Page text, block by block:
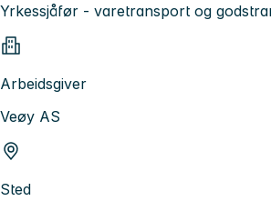
Yrkessjåfør - varetransport og
Arbeidsgiver
Veøy AS
Sted